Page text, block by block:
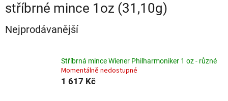
stříbrné mince 1oz (31,10g)
Nejprodávanější
Stříbrná mince Wiener Philharmoniker 1 oz - různé
Momentálně nedostupné
1 617 Kč